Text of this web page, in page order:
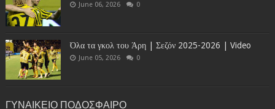
June 06, 2026 0
Όλα τα γκολ του Άρη | Σεζόν 2025-2026 | Video
June 05, 2026 0
ΓΥΝΑΙΚΕΙΟ ΠΟΔΟΣΦΑΙΡΟ